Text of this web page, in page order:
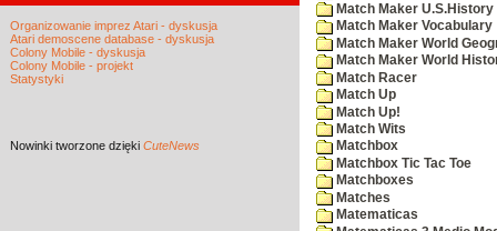
Organizowanie imprez Atari - dyskusja
Atari demoscene database - dyskusja
Colony Mobile - dyskusja
Colony Mobile - projekt
Statystyki
Nowinki tworzone dzięki CuteNews
Match Maker U.S.History
Match Maker Vocabulary
Match Maker World
Match Maker World
Match Racer
Match Up
Match Up!
Match Wits
Matchbox
Matchbox Tic Tac Toe
Matchboxes
Matches
Matematicas